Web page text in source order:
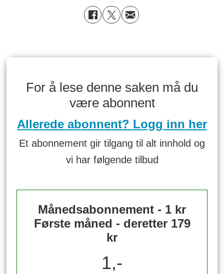
For å lese denne saken må du
være abonnent
Allerede abonnent? Logg inn her
Et abonnement gir tilgang til alt innhold og
vi har følgende tilbud
Månedsabonnement - 1 kr
Første måned - deretter 179
kr
1,-